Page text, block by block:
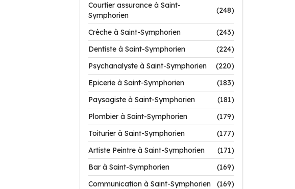
Courtier assurance à Saint-
Symphorien
(248)
Crèche à Saint-Symphorien
(243)
Dentiste à Saint-Symphorien
(224)
Psychanalyste à Saint-Symphorien
(220)
Epicerie à Saint-Symphorien
(183)
Paysagiste à Saint-Symphorien
(181)
Plombier à Saint-Symphorien
(179)
Toiturier à Saint-Symphorien
(177)
Artiste Peintre à Saint-Symphorien
(171)
Bar à Saint-Symphorien
(169)
Communication à Saint-Symphorien
(169)